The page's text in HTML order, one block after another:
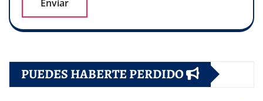
PUEDES HABERTE PERDIDO